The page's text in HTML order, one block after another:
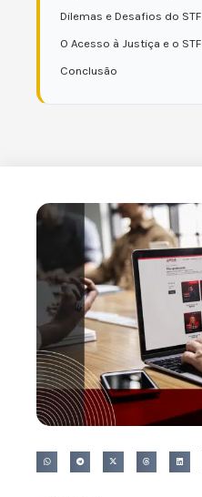
Dilemas e Desafios do STF
O Acesso à Justiça e o STF
Conclusão